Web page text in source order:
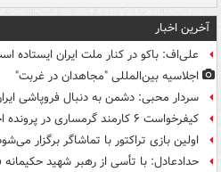
آخرین اخبار
علی‌اف: باکو در کنار ملت ایران ایستاده
اجلاسیه بین‌المللی "مجاهدان در غربت"
سردار محبی: دشمن به دنبال فروپاشی
کیفرخواست ۶ کارمند گرمساری در پرونده اختلاس صادر شد
اولین بازی تراکتور با تماشاگر برگزار
حدادعادل: با تأسی از رهبر شهید